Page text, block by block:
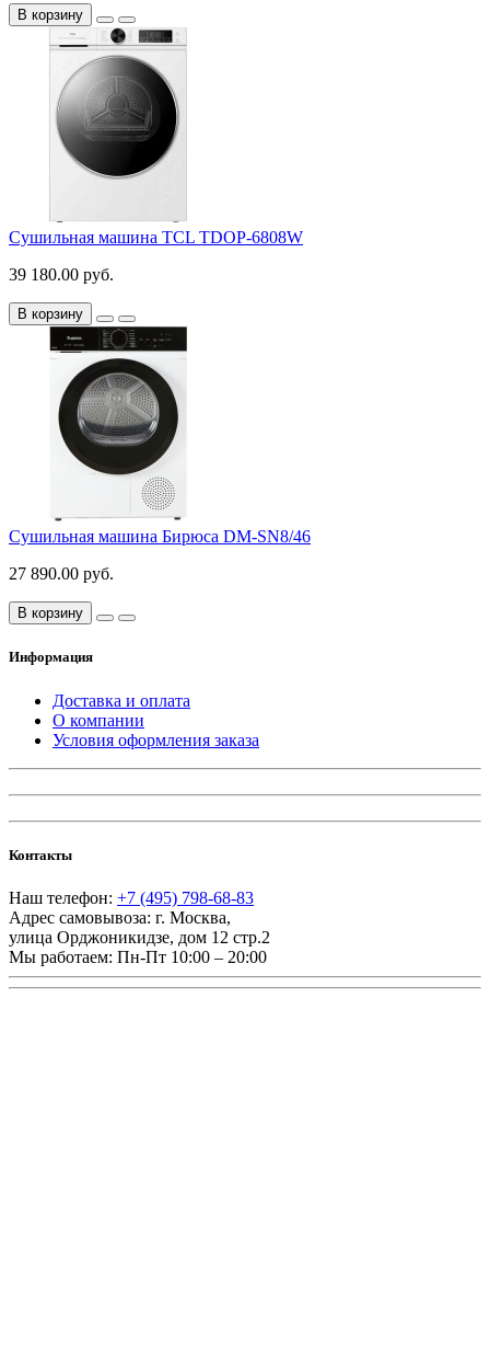
В корзину
Сушильная машина TCL TDOP-6808W
39 180.00 руб.
В корзину
Сушильная машина Бирюса DM-SN8/46
27 890.00 руб.
В корзину
Информация
Доставка и оплата
О компании
Условия оформления заказа
Контакты
Наш телефон: +7 (495) 798-68-83
Адрес самовывоза: г. Москва,
улица Орджоникидзе, дом 12 стр.2
Мы работаем: Пн-Пт 10:00 – 20:00